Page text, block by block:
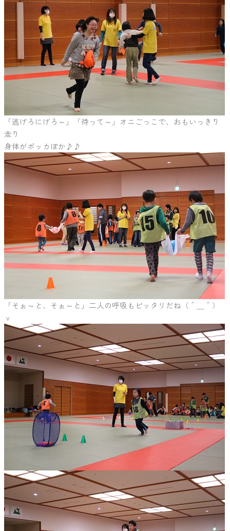
「逃げろにげろ～」「待って～」オニごっこで、おもいっきり
走り
身体がポッカぽか♪♪
「そぉ～と、そぉ～と」二人の呼吸もピッタリだね（＾＿＾）
ｖ